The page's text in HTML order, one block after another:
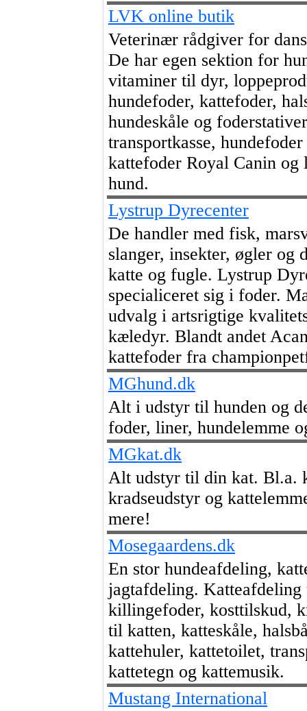
LVK online butik
Veterinær rådgiver for
De har egen sektion for
vitaminer til dyr,
hundefoder, kattefoder,
hundeskåle og
transportkasse,
kattefoder Royal Canin og
hund.
Lystrup Dyrecenter
De handler med fisk,
slanger, insekter, øgler og
katte og fugle. Lystrup
specialiceret sig i foder.
udvalg i artsrigtige
kæledyr. Blandt andet
kattefoder fra
MGhund.dk
Alt i udstyr til hunden og
foder, liner, hundelemme
MGkat.dk
Alt udstyr til din kat. Bl.a.
kradseudstyr og
mere!
Mosegaardens.dk
En stor hundeafdeling,
jagtafdeling.
killingefoder, kosttilskud,
til katten, katteskåle,
kattehuler, kattetoilet,
kattetegn og kattemusik.
Mustang International